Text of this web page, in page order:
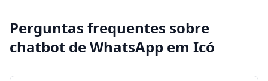
Perguntas frequentes sobre
chatbot de WhatsApp em Icó